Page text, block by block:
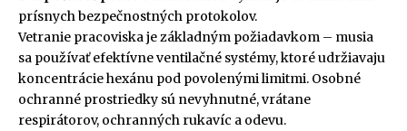
prísnych bezpečnostných protokolov.
Vetranie pracoviska je základným požiadavkom – musia
sa používať efektívne ventilačné systémy, ktoré udržiavaju
koncentrácie hexánu pod povolenými limitmi. Osobné
ochranné prostriedky sú nevyhnutné, vrátane
respirátorov, ochranných rukavíc a odevu.